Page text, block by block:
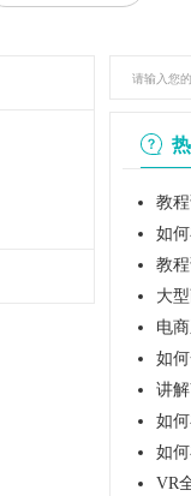
教
如
教
大
电
如
讲
如
如
VR